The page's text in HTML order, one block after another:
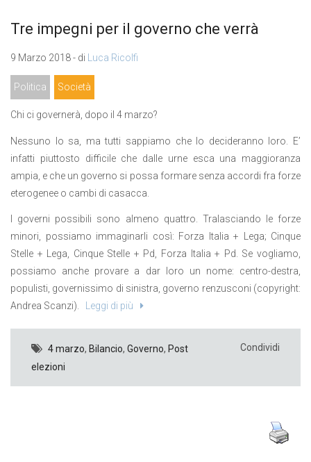
Tre impegni per il governo che verrà
9 Marzo 2018 - di Luca Ricolfi
Politica Società
Chi ci governerà, dopo il 4 marzo?
Nessuno lo sa, ma tutti sappiamo che lo decideranno loro. E’
infatti piuttosto difficile che dalle urne esca una maggioranza
ampia, e che un governo si possa formare senza accordi fra forze
eterogenee o cambi di casacca.
I governi possibili sono almeno quattro. Tralasciando le forze
minori, possiamo immaginarli così: Forza Italia + Lega; Cinque
Stelle + Lega, Cinque Stelle + Pd, Forza Italia + Pd. Se vogliamo,
possiamo anche provare a dar loro un nome: centro-destra,
populisti, governissimo di sinistra, governo renzusconi (copyright:
Andrea Scanzi).
Leggi di più
4 marzo, Bilancio, Governo, Post
elezioni
Condividi